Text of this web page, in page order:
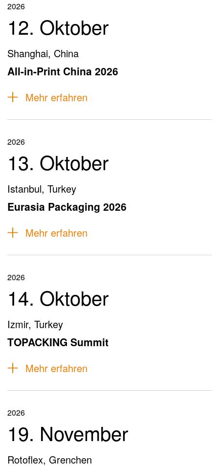
2026
12. Oktober
Shanghai, China
All-in-Print China 2026
Mehr erfahren
2026
13. Oktober
Istanbul, Turkey
Eurasia Packaging 2026
Mehr erfahren
2026
14. Oktober
Izmir, Turkey
TOPACKING Summit
Mehr erfahren
2026
19. November
Rotoflex, Grenchen